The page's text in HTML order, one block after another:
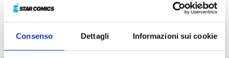
Consenso Dettagli Informazioni sui cookie
per distruggere le lacrima giganti, ma i nostri maghi
Oracion Sechs…